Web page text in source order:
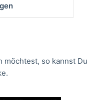
möchtest, so kannst Du